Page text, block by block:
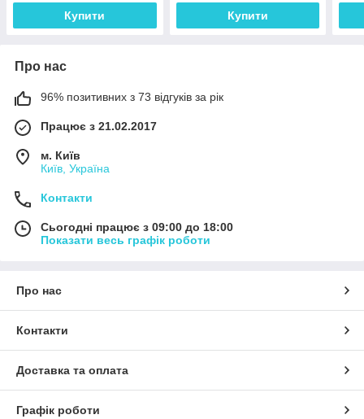
Купити Купити
Про нас
96% позитивних з 73 відгуків за рік
Працює з 21.02.2017
м. Київ
Київ, Україна
Контакти
Сьогодні працює з 09:00 до 18:00
Показати весь графік роботи
Про нас
Контакти
Доставка та оплата
Графік роботи